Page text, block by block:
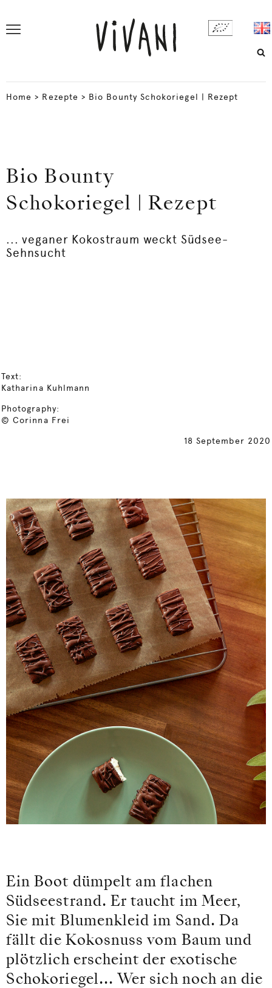
Home > Rezepte > Bio Bounty Schokoriegel | Rezept
Bio Bounty
Schokoriegel | Rezept
... veganer Kokostraum weckt Südsee-
Sehnsucht
Text:
Katharina Kuhlmann
Photography:
© Corinna Frei
18 September 2020
Ein Boot dümpelt am flachen
Südseestrand. Er taucht im Meer,
Sie mit Blumenkleid im Sand. Da
fällt die Kokosnuss vom Baum und
plötzlich erscheint der exotische
Schokoriegel... Wer sich noch an die